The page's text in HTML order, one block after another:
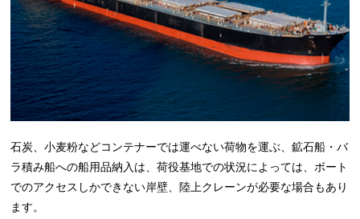
石炭、小麦粉などコンテナーでは運べない荷物を運ぶ、鉱石船・バ
ラ積み船への船用品納入は、荷役基地での状況によっては、ボート
でのアクセスしかできない岸壁、陸上クレーンが必要な場合もあり
ます。